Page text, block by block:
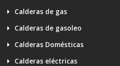
Calderas de gas
Calderas de gasoleo
Calderas Domésticas
Calderas eléctricas